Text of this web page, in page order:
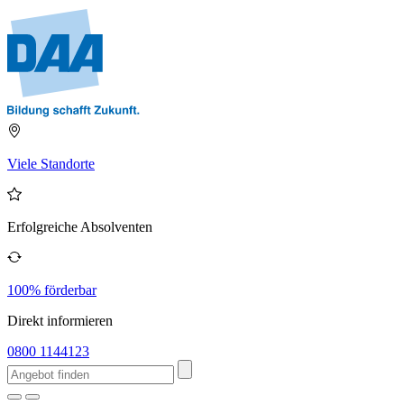
Viele Standorte
Erfolgreiche Absolventen
100% förderbar
Direkt informieren
0800 1144123